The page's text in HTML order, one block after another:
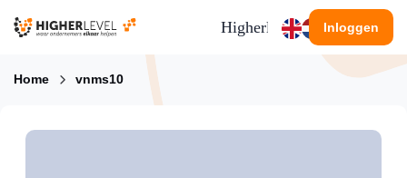
Higherlevel Inloggen
Home vnms10